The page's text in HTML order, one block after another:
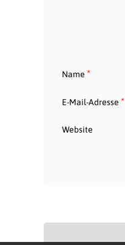
Name *
E-Mail-Adresse *
Website